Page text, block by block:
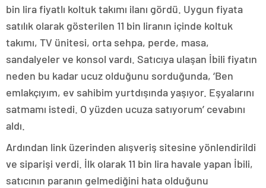
bin lira fiyatlı koltuk takımı ilanı gördü. Uygun fiyata
satılık olarak gösterilen 11 bin liranın içinde koltuk
takımı, TV ünitesi, orta sehpa, perde, masa,
sandalyeler ve konsol vardı. Satıcıya ulaşan İbili fiyatın
neden bu kadar ucuz olduğunu sorduğunda, ‘Ben
emlakçıyım, ev sahibim yurtdışında yaşıyor. Eşyalarını
satmamı istedi. O yüzden ucuza satıyorum’ cevabını
aldı.
Ardından link üzerinden alışveriş sitesine yönlendirildi
ve siparişi verdi. İlk olarak 11 bin lira havale yapan İbili,
satıcının paranın gelmediğini hata olduğunu